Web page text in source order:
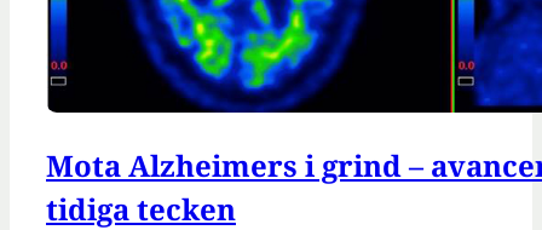
Mota Alzheimers i grind –
tidiga tecken